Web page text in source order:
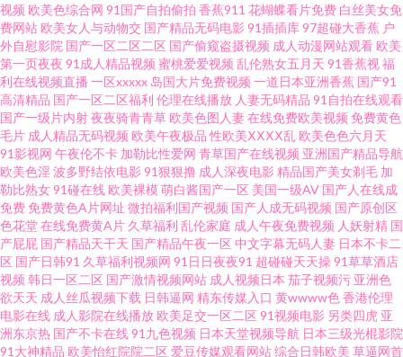
津熟女91露脸熟女 激情片a级试看 超碰91射区欧美 色av狠操人人天射 91网
站秘密入口 AV老司机福利导航 亚洲黑丝高跟福利 成人网址日韩 老司机福利
av 中文日韩欧美 萌白酱自慰91 黑人AV资源站 亚州老妇视频 久久伊人超碰 超
碰在线人人操人人看 色成人亚洲 AV福利在线 av性爱在线 人人妻人人爽AV 香
蕉食品 91视频综合 欧美丝袜肏屄 日韩有码三级 av资源一 久久N婷婷 91视频
讯雷 欧美洲丝袜足交 内射少妇视频 1024毛片基也 久热精品在线免费观看 中
文字幕网在线 五月丁香网站 后入学生 亚洲撸撸色综合 影音先锋丝袜诱惑 国
产熟女偷窥一区二区视频 迅雷欧美 97超碰在线伊人 麻豆传媒免费91 91大神
视频 欧美色综合网 91国产自拍偷拍 香蕉911 花蝴蝶看片免费 白丝美女免
费网站 欧美女人与动物交 国产精品无码电影 91插插库97超碰大香蕉 户
外自慰影院 国产一区二区二区 国产偷窥盗摄视频 成人动漫网站观看 欧美
第一页夜夜 91成人精品视频 蜜桃爱爱视频 乱伦熟女五月天 91香蕉视福
利在线视频直播 一区xxxxx 岛国大片免费视频 一道日本亚洲香蕉 国产91
高清精品 国产一区二区福利 伦理在线播放 人妻无码精品 91自拍在线观看
国产一级片内射夜夜骑青青草 欧美色图人妻在线免费欧美视频 免费黄色
毛片 成人精品无码视频 欧美午夜极品 性欧美ⅩⅩⅩⅩ乱 欧美色色六月天
91影视网 午夜伦不卡 加勒比性爱网 青草国产在线视频 亚洲国产精品导航
欧美色淫波多野结依电影 91狠狠撸 成人深夜电影 精品国产美女剃毛 加
勒比熟女91碰在线 欧美裸模萌白酱国产一区 美国一级AV 国产人在线成
免费 免费黄色A片网址 微拍福利国产视频 国产人成无码视频 国产原创区
色花堂在线免费黄A片 久草福利 乱伦家庭 成人午夜免费视频 人妖射精 国
产屁屁 国产精品天干天 国产精品午夜一区 中文字幕无码人妻 日本不卡二
区 国产日韩91 久草福利视频网 91日日夜夜91 超碰碰天天操91草草酒店
视频 韩日一区二区 国产激情视频网站 成人视频日本 茄子视频污 亚洲色
欲天天 成人丝瓜视频下载 日韩逼网 精东传媒入口 黄wwww色香港伦理
电影在线 成人影院在线播放 欧美足交一区二区 91视频电影 另类四虎 亚
洲东京热 国产不卡在线91九色视频 日本天堂视频导航 日本三级光棍影院
91大神精品 欧美怡红院院二区 爱豆传媒观看网站综合日韩欧美 草逼网首